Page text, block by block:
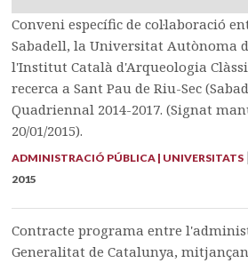
Conveni específic de col·laboració
Sabadell, la Universitat Autònoma
l'Institut Català d'Arqueologia
recerca a Sant Pau de Riu-Sec
Quadriennal 2014-2017. (Signat
20/01/2015).
ADMINISTRACIÓ PÚBLICA | UNIVERSITATS |
2015
Contracte programa entre
Generalitat de Catalunya,